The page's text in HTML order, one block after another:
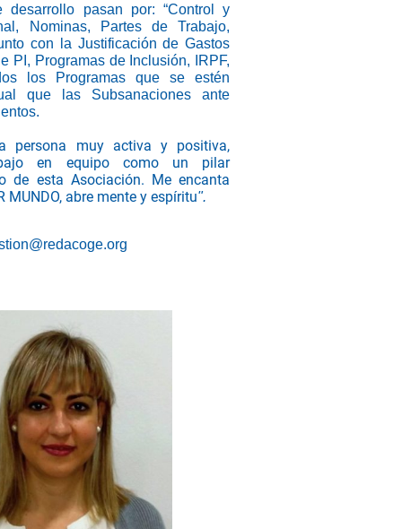
desarrollo pasan por: “Control y
Nominas, Partes de Trabajo,
con la Justificación de Gastos
PI, Programas de Inclusión, IRPF,
los Programas que se estén
que las Subsanaciones ante
persona muy activa y positiva,
en equipo como un pilar
de esta Asociación. Me encanta
MUNDO, abre mente y espíritu".